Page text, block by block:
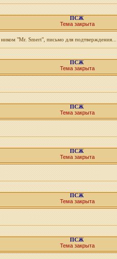
ПСЖ
Тема закрыта
"Mr. Smert", письмо для подтверждения...
ПСЖ
Тема закрыта
ПСЖ
Тема закрыта
ПСЖ
Тема закрыта
ПСЖ
Тема закрыта
ПСЖ
Тема закрыта